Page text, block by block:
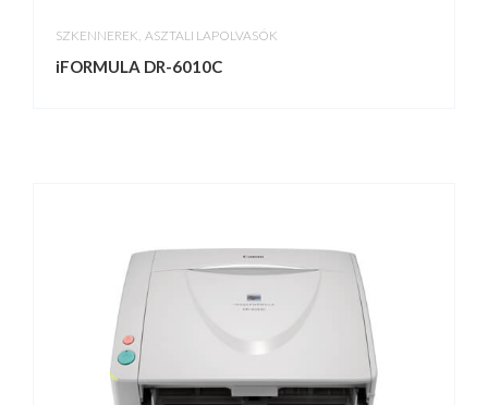
SZKENNEREK ASZTALI LAPOLVASÓK
iFORMULA DR-6010C